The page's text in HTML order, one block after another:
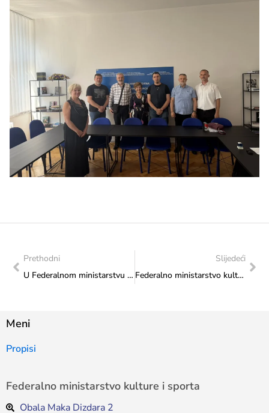
Prethodni
U Federalnom ministarstvu kulture i sporta potpisani ugovori vrijedni 460.000 KM za obnovu i zaštitu kulturnog i graditeljskog naslijeđa
Slijedeći
Federalno ministarstvo kulture i sporta dodijelilo 440.000 KM za projekte župa i samostana u Bosni i Hercegovini
Meni
Propisi
Federalno ministarstvo kulture i sporta
Obala Maka Dizdara 2